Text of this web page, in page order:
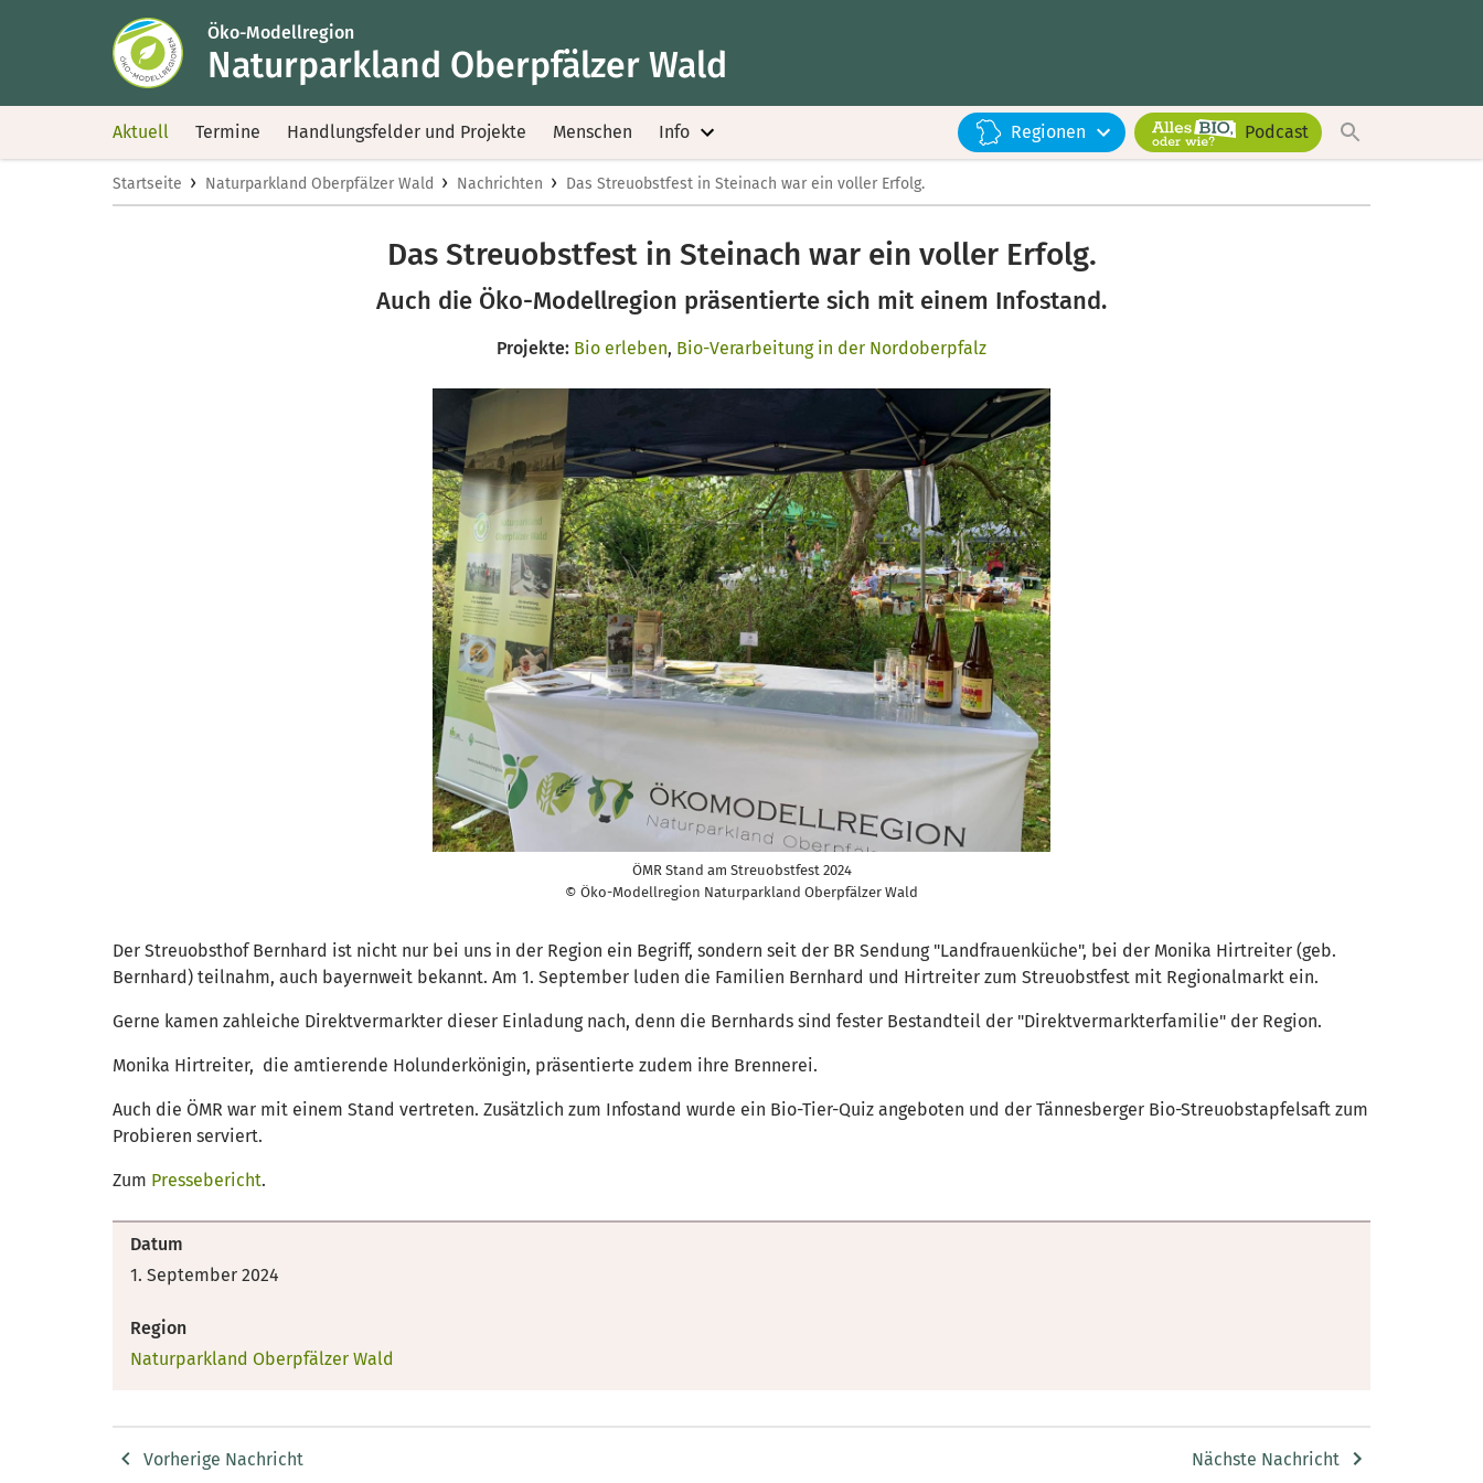
Öko-Modellregion
Naturparkland Oberpfälzer Wald
Aktuell Termine Handlungsfelder und Projekte Menschen Info Regionen Podcast
Startseite › Naturparkland Oberpfälzer Wald › Nachrichten › Das Streuobstfest in Steinach war ein voller Erfolg.
Das Streuobstfest in Steinach war ein voller Erfolg.
Auch die Öko-Modellregion präsentierte sich mit einem Infostand.
Projekte: Bio erleben, Bio-Verarbeitung in der Nordoberpfalz
ÖMR Stand am Streuobstfest 2024
© Öko-Modellregion Naturparkland Oberpfälzer Wald
Der Streuobsthof Bernhard ist nicht nur bei uns in der Region ein Begriff, sondern seit der BR Sendung "Landfrauenküche", bei der Monika Hirtreiter (geb.
Bernhard) teilnahm, auch bayernweit bekannt. Am 1. September luden die Familien Bernhard und Hirtreiter zum Streuobstfest mit Regionalmarkt ein.
Gerne kamen zahleiche Direktvermarkter dieser Einladung nach, denn die Bernhards sind fester Bestandteil der "Direktvermarkterfamilie" der Region.
Monika Hirtreiter, die amtierende Holunderkönigin, präsentierte zudem ihre Brennerei.
Auch die ÖMR war mit einem Stand vertreten. Zusätzlich zum Infostand wurde ein Bio-Tier-Quiz angeboten und der Tännesberger Bio-Streuobstapfelsaft zum
Probieren serviert.
Zum Pressebericht.
Datum
1. September 2024
Region
Naturparkland Oberpfälzer Wald
Vorherige Nachricht Nächste Nachricht